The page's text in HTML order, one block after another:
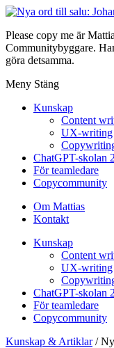
Please copy me är
Communitybyggare.
göra detsamma.
Meny Stäng
Kunskap
Content
UX-writing
ChatGPT-skolan
För teamledare
Copycommunity
Om Mattias
Kontakt
Kunskap
Content
UX-writing
ChatGPT-skolan
För teamledare
Copycommunity
Kunskap & Artiklar/